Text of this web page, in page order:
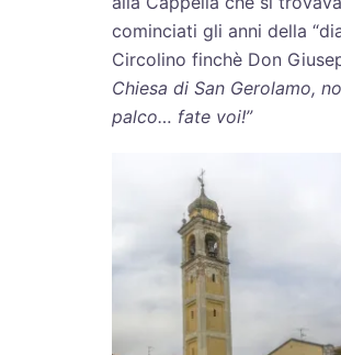
cominciati gli anni della
Circolino finchè Don
Chiesa di San Gerolamo,
palco… fate voi!”